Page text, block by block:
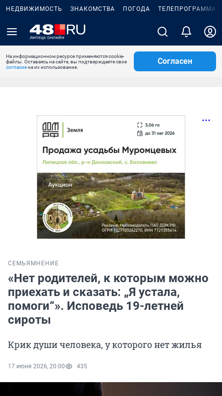
НЕДВИЖИМОСТЬ ЗНАКОМСТВА ПОГОДА ТЕЛЕПРОГРАММА
На информационном ресурсе применяются cookie-
файлы. Оставаясь на сайте, вы подтверждаете свое
согласиена их использование.
Согласен
СЕМЬЯ МНЕНИЕ
«Нет родителей, к которым можно
приехать и сказать: „Я устала,
помоги“». Исповедь 19-летней
сироты
Крик души человека, у которого нет жилья
17 июня 2026, 20:00 435